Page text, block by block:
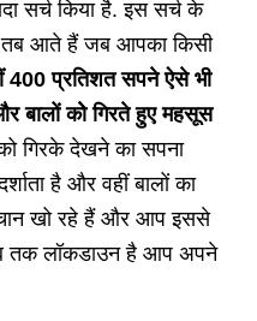
सर्च किया है. इस सर्च के
तब आते हैं जब आपका किसी
400 प्रतिशत सपने ऐसे भी
बालों कोे गिरते हुए महसूस
गिरके देखने का सपना
है और वहीं बालों का
खो रहे हैं और आप इससे
तक लॉकडाउन है आप अपने